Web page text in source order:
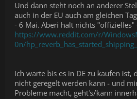
Und dann steht noch an anderer
auch in der EU auch am gleichen
- 6 Mai. Aberi halt nichts
https://www.reddit.com/r/
0n/
Ich warte bis es in DE zu kaufen ist,
nicht geregelt werden kann - und
Probleme macht, geht's/kann